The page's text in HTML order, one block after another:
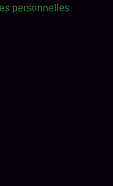
personnelles